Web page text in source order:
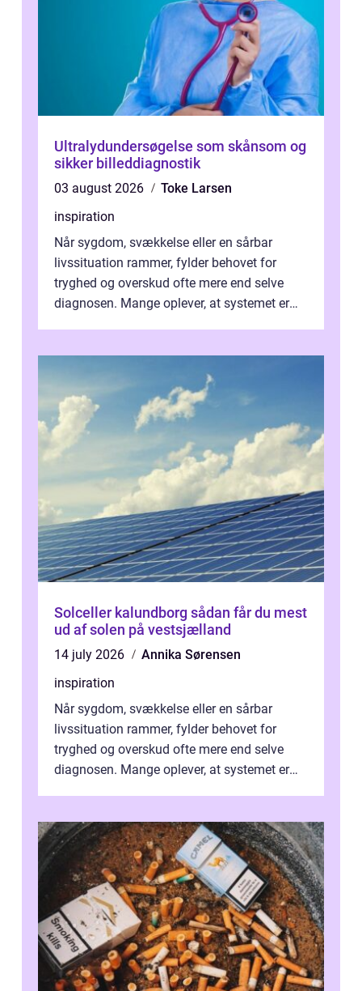
Ultralydundersøgelse som skånsom og
sikker billeddiagnostik
03 august 2026
Toke Larsen
inspiration
Når sygdom, svækkelse eller en sårbar
livssituation rammer, fylder behovet for
tryghed og overskud ofte mere end selve
diagnosen. Mange oplever, at systemet er
Solceller kalundborg sådan får du mest
ud af solen på vestsjælland
14 july 2026
Annika Sørensen
inspiration
Når sygdom, svækkelse eller en sårbar
livssituation rammer, fylder behovet for
tryghed og overskud ofte mere end selve
diagnosen. Mange oplever, at systemet er